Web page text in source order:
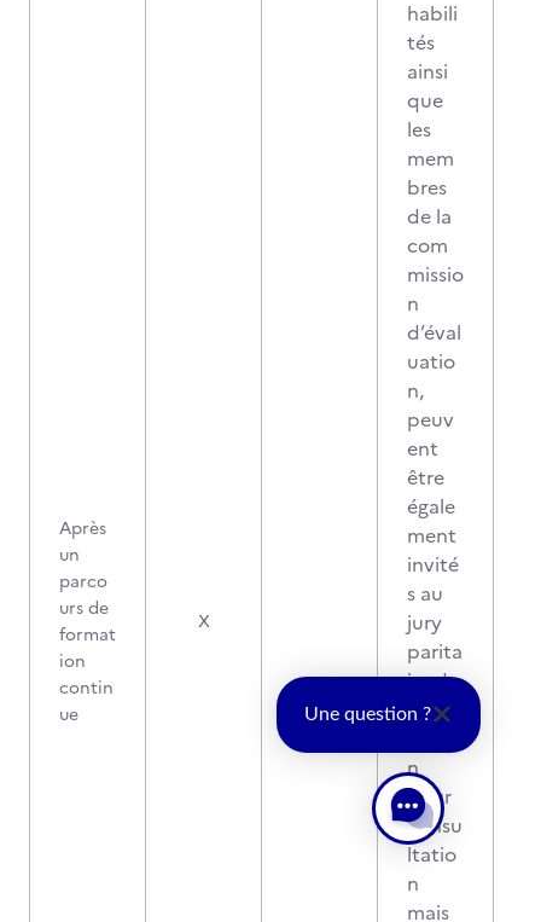
Après
un
parco
urs de
format
ion
contin
ue
X
habili
tés
ainsi
que
les
mem
bres
de la
com
missio
n
d’éval
uatio
n,
peuv
ent
être
égale
ment
invité
s au
jury
parita
ire de
délib
n
pour
consu
ltatio
n
mais
Une question ?